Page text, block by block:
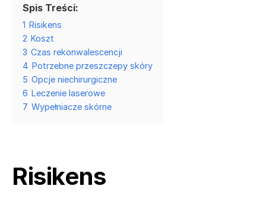
Spis Treści:
1 Risikens
2 Koszt
3 Czas rekonwalescencji
4 Potrzebne przeszczepy skóry
5 Opcje niechirurgiczne
6 Leczenie laserowe
7 Wypełniacze skórne
Risikens